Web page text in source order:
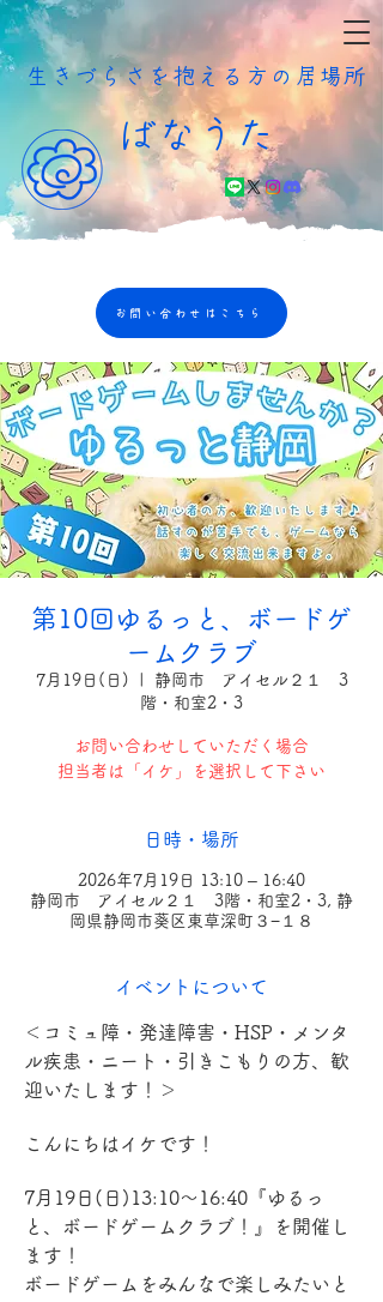
​生きづらさを抱える方の居場所
ばなうた
お問い合わせはこちら
第10回ゆるっと、ボードゲ
ームクラブ
7月19日(日)
静岡市 アイセル２１ 3
階・和室2・3
お問い合わせしていただく場合
担当者は「イケ」を選択して下さい
日時・場所
2026年7月19日 13:10 – 16:40
静岡市 アイセル２１ 3階・和室2・3, 静
岡県静岡市葵区東草深町３−１８
イベントについて
＜コミュ障・発達障害・HSP・メンタ
ル疾患・ニート・引きこもりの方、歓
迎いたします！＞
こんにちはイケです！
7月19日(日)13:10〜16:40『ゆるっ
と、ボードゲームクラブ！』を開催し
ます！
ボードゲームをみんなで楽しみたいと